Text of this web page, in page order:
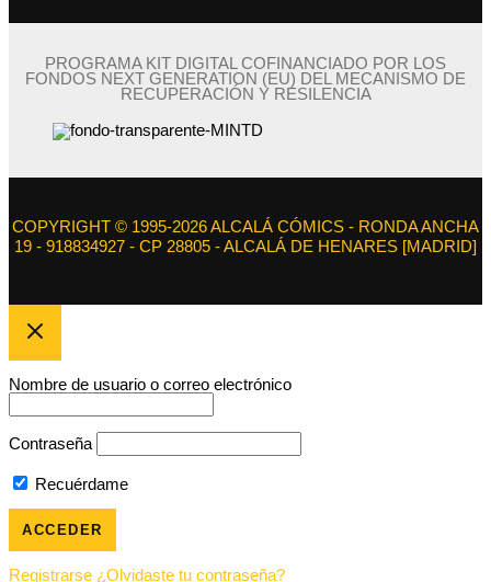
PROGRAMA KIT DIGITAL COFINANCIADO POR LOS
FONDOS NEXT GENERATION (EU) DEL MECANISMO DE
RECUPERACIÓN Y RESILENCIA
COPYRIGHT © 1995-2026 ALCALÁ CÓMICS - RONDA ANCHA
19 - 918834927 - CP 28805 - ALCALÁ DE HENARES [MADRID]
Nombre de usuario o correo electrónico
Contraseña
Recuérdame
Registrarse ¿Olvidaste tu contraseña?